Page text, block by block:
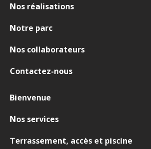
Nos réalisations
Notre parc
Nos collaborateurs
Contactez-nous
Bienvenue
Nos services
Terrassement, accès et piscine